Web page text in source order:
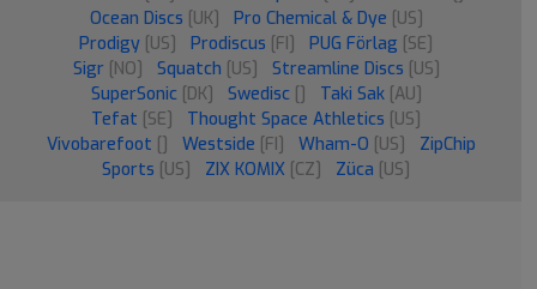
Ocean Discs [UK] Pro Chemical & Dye [US]
Prodigy [US] Prodiscus [FI] PUG Förlag [SE]
Sigr [NO] Squatch [US] Streamline Discs [US]
SuperSonic [DK] Swedisc [] Taki Sak [AU]
Tefat [SE] Thought Space Athletics [US]
Vivobarefoot [] Westside [FI] Wham-O [US]
ZipChip
Sports [US] ZIX KOMIX [CZ] Züca [US]